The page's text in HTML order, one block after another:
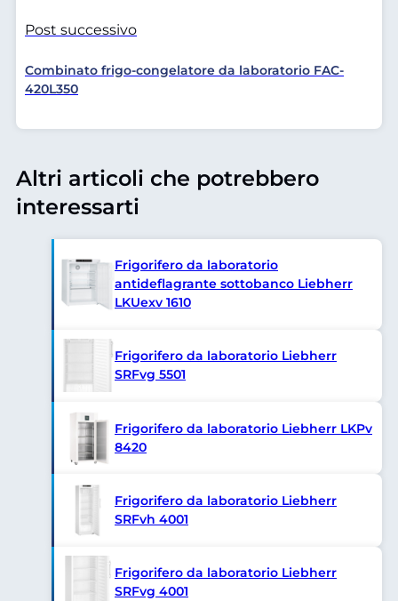
Post successivo
Combinato frigo-congelatore da laboratorio FAC-
420L350
Altri articoli che potrebbero
interessarti
Frigorifero da laboratorio
antideflagrante sottobanco Liebherr
LKUexv 1610
Frigorifero da laboratorio Liebherr
SRFvg 5501
Frigorifero da laboratorio Liebherr LKPv
8420
Frigorifero da laboratorio Liebherr
SRFvh 4001
Frigorifero da laboratorio Liebherr
SRFvg 4001